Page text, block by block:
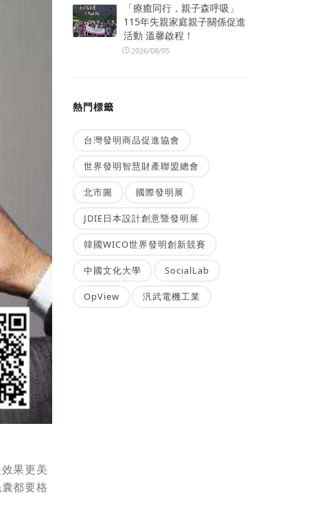
果更美
都要格
「療癒同行，親子森呼吸」
115年失親家庭親子關係促進
活動 溫馨啟程！
2026/08/05
熱門標籤
台灣發明商品促進協會
世界發明智慧財產聯盟總會
北市圖 國際發明展
JDIE日本設計創意暨發明展
韓國WICO世界發明創新競賽
中國文化大學 SocialLab
OpView 汎武電機工業